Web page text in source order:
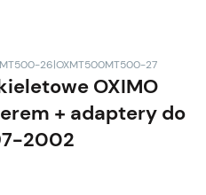
26|OXMT500MT500-27
OXIMO
+ adaptery do
2002